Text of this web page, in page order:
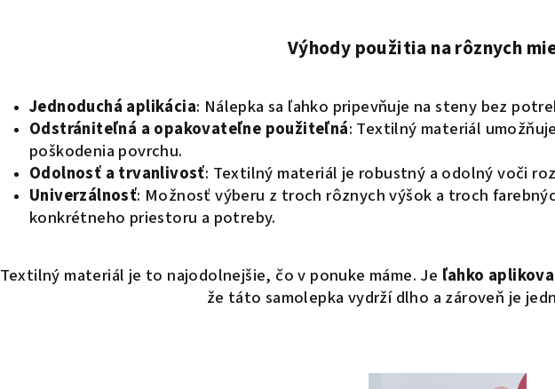
Výhody použitia na rôznych
Jednoduchá aplikácia: Nálepka sa ľahko pripevňuje na steny bez
Odstrániteľná a opakovateľne použiteľná: Textilný materiál
poškodenia povrchu.
Odolnosť a trvanlivosť: Textilný materiál je robustný a odolný voči
Univerzálnosť: Možnosť výberu z troch rôznych výšok a troch
konkrétneho priestoru a potreby.
Textilný materiál je to najodolnejšie, čo v ponuke máme. Je ľahko
že táto samolepka vydrží dlho a zároveň je